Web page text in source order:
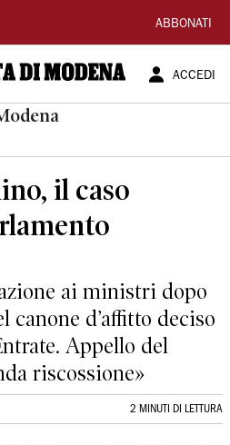
ABBONATI
ACCEDI
il caso
ai ministri dopo
canone d’affitto deciso
Appello del
riscossione»
2 MINUTI DI LETTURA